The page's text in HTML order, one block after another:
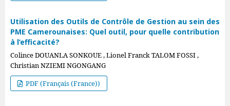
Utilisation des Outils de Contrôle de Gestion au sein des
PME Camerounaises: Quel outil, pour quelle contribution
à l’efficacité?
Colince DOUANLA SONKOUE , Lionel Franck TALOM FOSSI ,
Christian NZIEMI NGONGANG
PDF (Français (France))